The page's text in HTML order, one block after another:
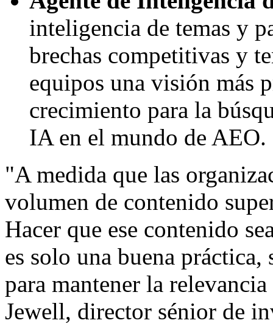
inteligencia de temas y
brechas competitivas y
equipos una visión más
crecimiento para la
IA en el mundo de AEO.
"A medida que las
volumen de contenido
Hacer que ese contenido
es solo una buena
para mantener la
Jewell, director sénior de